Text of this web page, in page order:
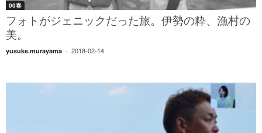
00春
フォトがジェニックだった旅。伊勢の粋、漁村の
美。
yusuke.murayama - 2018-02-14